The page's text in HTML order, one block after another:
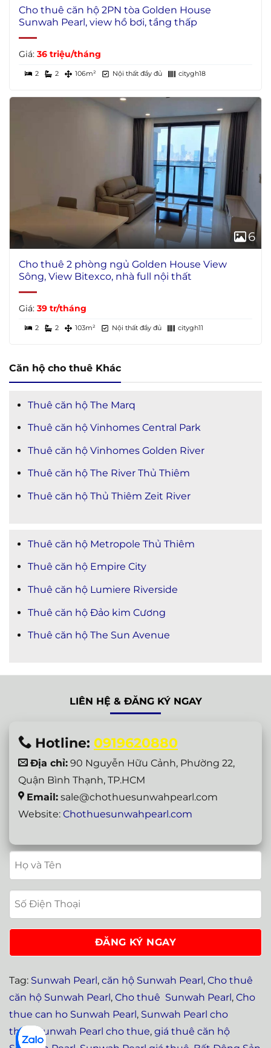
Cho thuê căn hộ 2PN tòa Golden House
Sunwah Pearl, view hồ bơi, tầng thấp
Giá: 36 triệu/tháng
2 2 106m² Nội thất đầy đủ citygh18
6
Cho thuê 2 phòng ngủ Golden House View
Sông, View Bitexco, nhà full nội thất
Giá: 39 tr/tháng
2 2 103m² Nội thất đầy đủ citygh11
Căn hộ cho thuê Khác
Thuê căn hộ The Marq
Thuê căn hộ Vinhomes Central Park
Thuê căn hộ Vinhomes Golden River
Thuê căn hộ The River Thủ Thiêm
Thuê căn hộ Thủ Thiêm Zeit River
Thuê căn hộ Metropole Thủ Thiêm
Thuê căn hộ Empire City
Thuê căn hộ Lumiere Riverside
Thuê căn hộ Đảo kim Cương
Thuê căn hộ The Sun Avenue
LIÊN HỆ & ĐĂNG KÝ NGAY
Hotline: 0919620880
Địa chỉ: 90 Nguyễn Hữu Cảnh, Phường 22,
Quận Bình Thạnh, TP.HCM
Email: sale@chothuesunwahpearl.com
Website: Chothuesunwahpearl.com
Tag: Sunwah Pearl, căn hộ Sunwah Pearl, Cho thuê
căn hộ Sunwah Pearl, Cho thuê Sunwah Pearl, Cho
thue can ho Sunwah Pearl, Sunwah Pearl cho
thuê
Sunwah Pearl cho thue, giá thuê căn hộ